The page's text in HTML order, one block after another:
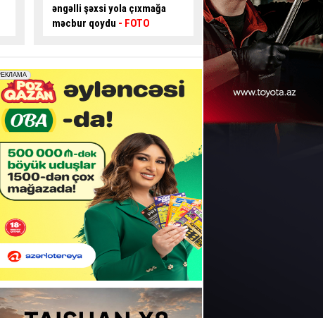
əngəlli şəxsi yola çıxmağa
məcbur qoydu - FOTO
modeli tətbiq oluna
AÇIQLAMA